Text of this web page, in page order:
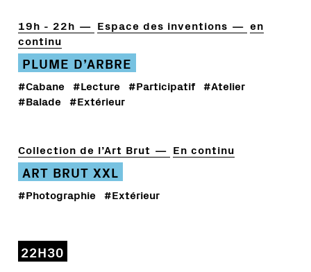
19h - 22h Espace des inventions
en
continu
PLUME D’ARBRE
#Cabane #Lecture #Participatif #Atelier
#Balade #Extérieur
Collection de l’Art Brut En continu
ART BRUT XXL
#Photographie #Extérieur
22H30